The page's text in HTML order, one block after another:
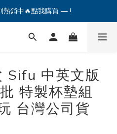
熱銷中🔥點我購買 — !
熱銷中🔥點我購買 — !
好友領優惠券！🎫
Sifu 中英文版
特製杯墊組
台灣公司貨